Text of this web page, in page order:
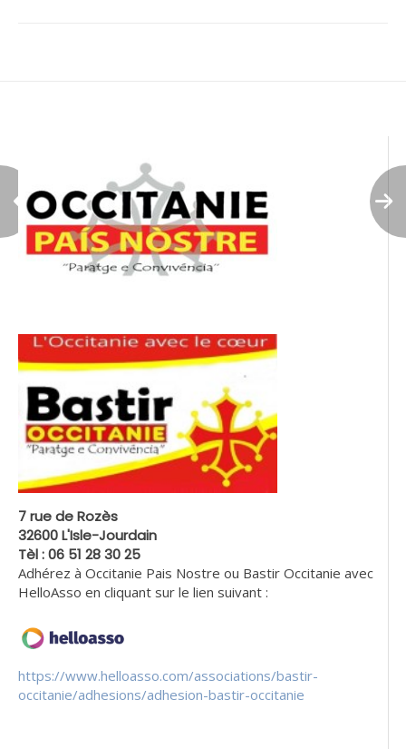
7 rue de Rozès
32600 L'Isle-Jourdain
Tèl : 06 51 28 30 25
Adhérez à Occitanie Pais Nostre ou Bastir Occitanie avec
HelloAsso en cliquant sur le lien suivant :
https://www.helloasso.com/associations/bastir-
occitanie/adhesions/adhesion-bastir-occitanie